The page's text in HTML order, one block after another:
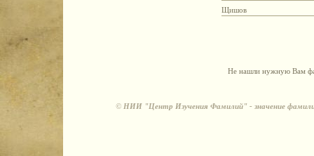
Щишов
Не нашли нужную Вам
© НИИ "Центр Изучения Фамилий" - значение